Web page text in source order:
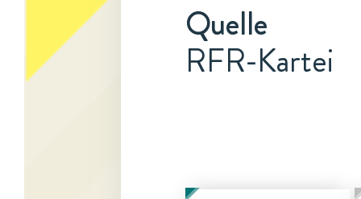
Quelle
RFR-Kartei